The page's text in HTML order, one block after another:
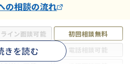
イン面談可能
初回相談無料
以降電話可能
電話相談可能
きを読む
の相談の流れ